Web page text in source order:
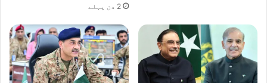
2 دن پہلے